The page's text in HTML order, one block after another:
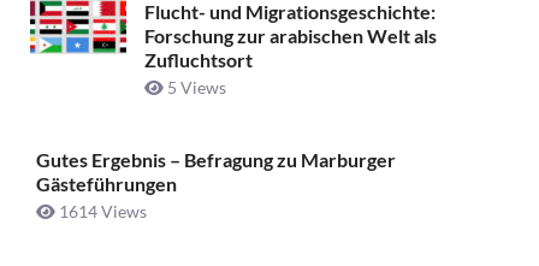
Flucht- und Migrationsgeschichte:
Forschung zur arabischen Welt als
Zufluchtsort
5 Views
Gutes Ergebnis – Befragung zu Marburger
Gästeführungen
1614 Views